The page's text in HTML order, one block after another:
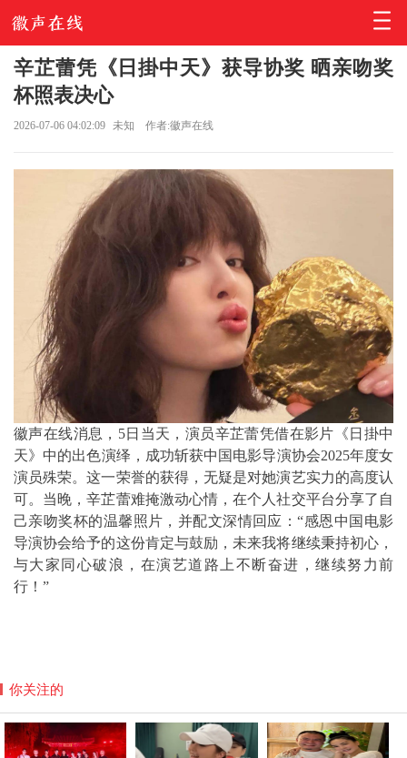
辛芷蕾凭《日掛中天》获导协奖 晒亲吻奖
杯照表决心
2026-07-06 04:02:09 未知 作者:徽声在线
徽声在线消息，5日当天， 演员辛芷蕾凭借在影片《日掛中
天》中的出色演绎，成功斩获中国电影导演协会2025年度女
演员殊荣。这一荣誉的获得，无疑是对她演艺实力的高度认
可。当晚，辛芷蕾难掩激动心情，在个人社交平台分享了自
己亲吻奖杯的温馨照片，并配文深情回应：“感恩中国电影
导演协会给予的这份肯定与鼓励，未来我将继续秉持初心，
与大家同心破浪，在演艺道路上不断奋进，继续努力前
行！ ”
你关注的